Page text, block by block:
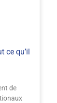
qu’il
de